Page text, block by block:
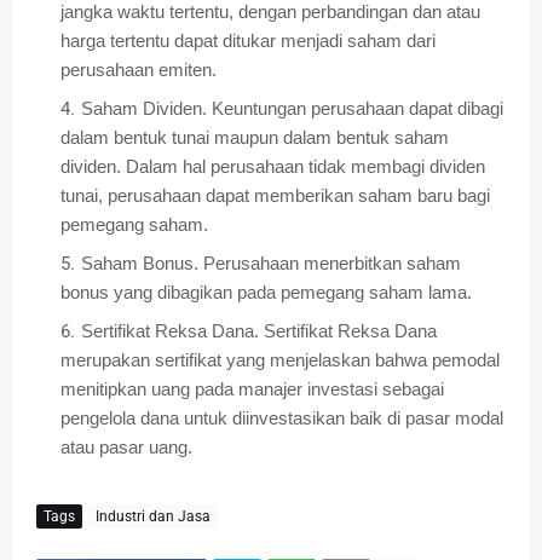
jangka waktu tertentu, dengan perbandingan dan atau
harga tertentu dapat ditukar menjadi saham dari
perusahaan emiten.
Saham Dividen. Keuntungan perusahaan dapat dibagi
dalam bentuk tunai maupun dalam bentuk saham
dividen. Dalam hal perusahaan tidak membagi dividen
tunai, perusahaan dapat memberikan saham baru bagi
pemegang saham.
Saham Bonus. Perusahaan menerbitkan saham
bonus yang dibagikan pada pemegang saham lama.
Sertifikat Reksa Dana. Sertifikat Reksa Dana
merupakan sertifikat yang menjelaskan bahwa pemodal
menitipkan uang pada manajer investasi sebagai
pengelola dana untuk diinvestasikan baik di pasar modal
atau pasar uang.
Tags Industri dan Jasa